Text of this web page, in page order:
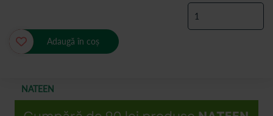
NATEEN
Adaugă în coș